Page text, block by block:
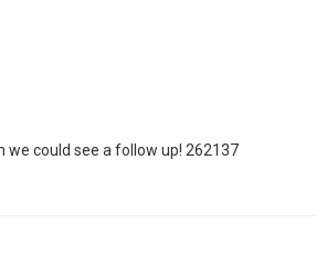
we could see a follow up! 262137